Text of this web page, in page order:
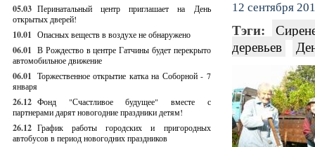
05.03 Перинатальный центр приглашает на День
открытых дверей!
10.01 Опасных веществ в воздухе не обнаружено
06.01 В Рождество в центре Гатчины будет перекрыто
автомобильное движение
06.01 Торжественное открытие катка на Соборной - 7
января
26.12 Фонд "Счастливое будущее" вместе с
партнерами дарят новогодние праздники детям!
26.12 График работы городских и пригородных
автобусов в период новогодних праздников
12 сентября
Тэги:
деревьев